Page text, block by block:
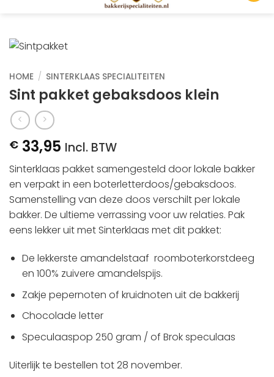
HOME / SINTERKLAAS SPECIALITEITEN
Sint pakket gebaksdoos klein
€ 33,95 Incl. BTW
Sinterklaas pakket samengesteld door lokale bakker
en verpakt in een boterletterdoos/gebaksdoos.
Samenstelling van deze doos verschilt per lokale
bakker. De ultieme verrassing voor uw relaties. Pak
eens lekker uit met Sinterklaas met dit pakket:
De lekkerste amandelstaaf roomboterkorstdeeg
en 100% zuivere amandelspijs.
Zakje pepernoten of kruidnoten uit de bakkerij
Chocolade letter
Speculaaspop 250 gram / of Brok speculaas
Uiterlijk te bestellen tot 28 november.